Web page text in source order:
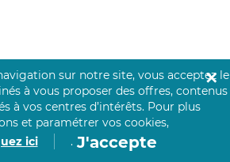
sur notre site, vous acceptez le
à vous proposer des offres, contenus
à vos centres d’intérêts. Pour plus
et paramétrer vos cookies,
ici
. J'accepte
✕